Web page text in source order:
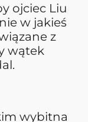
ojciec Liu
w jakieś
z
wątek
wybitna